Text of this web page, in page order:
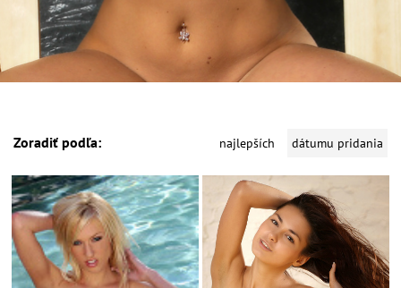
Zoradiť podľa: najlepších dátumu pridania